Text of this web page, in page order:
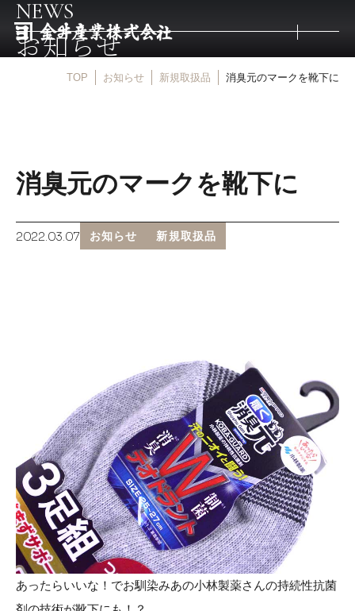
取扱メーカー
金井産業の強み
採用情報
お問い合わせはこちら
NEWS
お知らせ
TOP お知らせ 新規取扱品 消臭元のマークを靴下に
消臭元のマークを靴下に
2022.03.07 お知らせ 新規取扱品
あったらいいな！でお馴染みあの小林製薬さんの持続性抗菌